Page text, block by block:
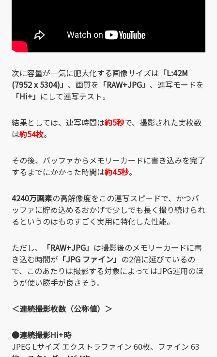
次に容量が一気に肥大化する画像サイズは 「L:42M
(7952 x 5304)」 、画質を 「RAW+JPG」 、連写モードを
「Hi+」 にして連写テスト。
結果としては、連写時間は約5秒で、撮影された実枚数
は約54枚。
その後、バッファからメモリーカードに書き込みを完了
するまでにかかった時間は約45秒。
4240万画素の高解像度をこの連写スピードで、かつバ
ッファに貯め込めるおかげで少しでも長く撮り続けられ
るというのはものすごく実用に特化した性能。
ただし、 「RAW+JPG」 は撮影後のメモリーカードに書
き込む時間が 「JPG ファイン」 の2倍に延びているの
で、このあたりは撮影する対象によってはJPG運用のほ
うが使い勝手が良さそう。
＜連続撮影枚数（公称値）＞
●連続撮影Hi+時
JPEG Lサイズ エクストラファイン 60枚、ファイン 63